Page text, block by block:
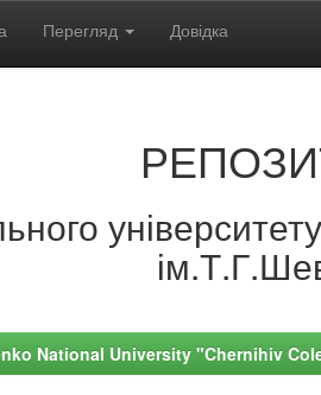
Перегляд Довідка
National University "Chernihiv